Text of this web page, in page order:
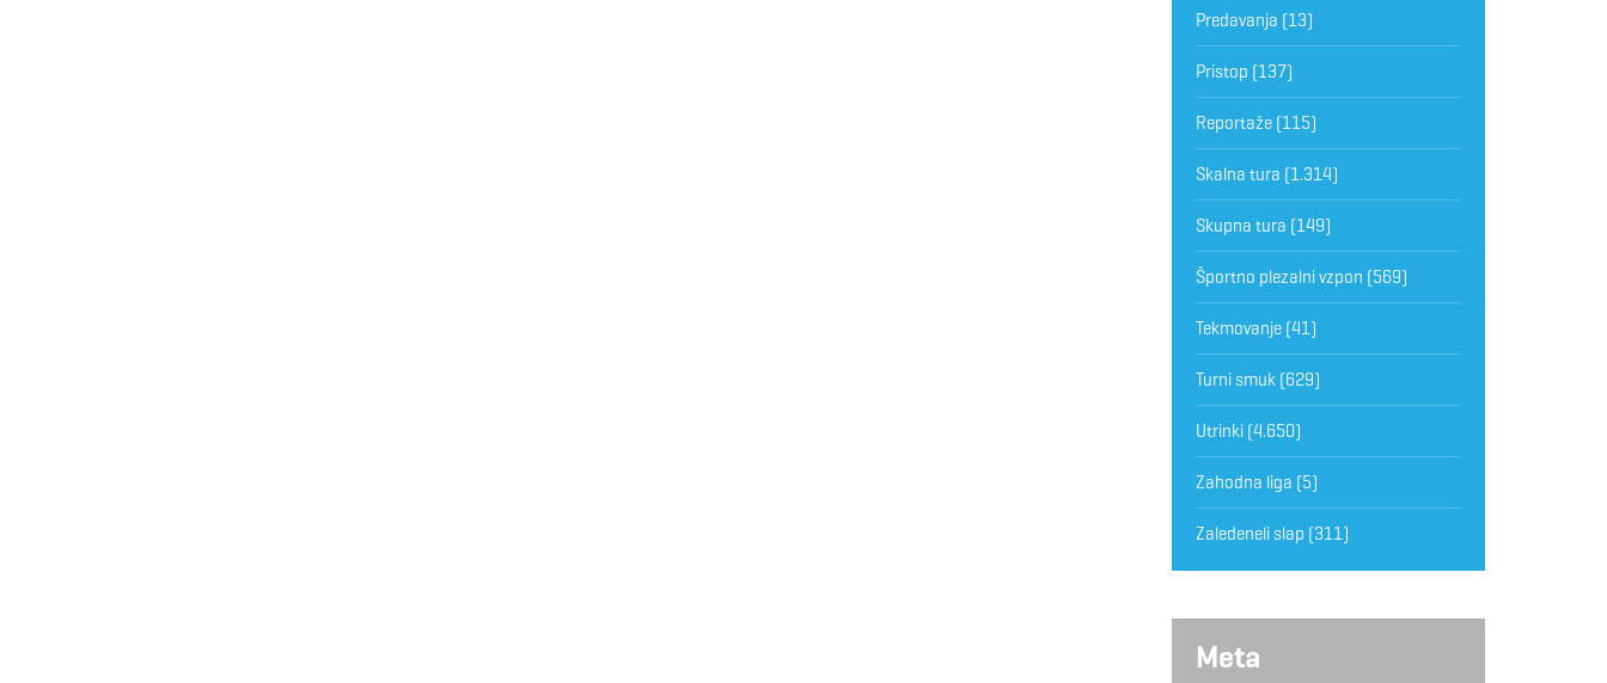
Predavanja (13)
Pristop (137)
Reportaže(115)
Skalna tura (1.314)
Skupna tura (149)
Športno plezalni vzpon (569)
Tekmovanje(41)
Turni smuk(629)
Utrinki(4.650)
Zahodna liga (5)
Zaledeneli slap (311)
Meta